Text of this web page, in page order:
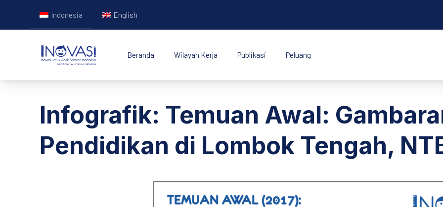
Indonesia English
INOVASI - Untuk Anak Indonesia
Beranda Wilayah Kerja Publikasi Peluang
Infografik: Temuan Awal:
Pendidikan di Lombok Tengah,